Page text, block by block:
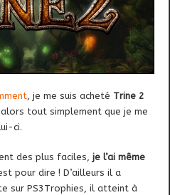
, je me suis acheté Trine 2
tout simplement que je me
ci.
des plus faciles,je l’ai même
pour dire ! D’ailleurs il a
sur PS3Trophies, il atteint à